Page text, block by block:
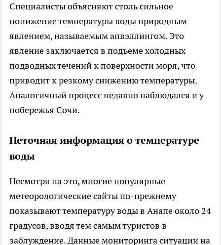
Специалисты объясняют столь сильное
понижение температуры воды природным
явлением, называемым апвэллингом. Это
явление заключается в подъеме холодных
подводных течений к поверхности моря, что
приводит к резкому снижению температуры.
Аналогичный процесс недавно наблюдался и у
побережья Сочи.
Неточная информация о температуре
воды
Несмотря на это, многие популярные
метеорологические сайты по-прежнему
показывают температуру воды в Анапе около 24
градусов, вводя тем самым туристов в
заблуждение. Данные мониторинга ситуации на